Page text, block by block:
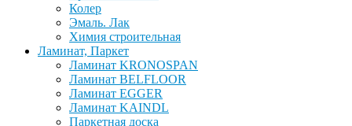
Колер
Эмаль. Лак
Химия строительная
Ламинат, Паркет
Ламинат KRONOSPAN
Ламинат BELFLOOR
Ламинат EGGER
Ламинат KAINDL
Паркетная доска